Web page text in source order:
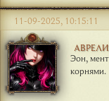
Эон,
корнями.
11-09-2025, 10:15:11